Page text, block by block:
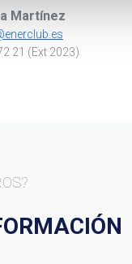
Martínez
21 (Ext 2023)